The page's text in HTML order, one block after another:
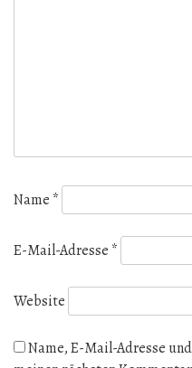
Name *
E-Mail-Adresse *
Website
Name, E-Mail-Adresse